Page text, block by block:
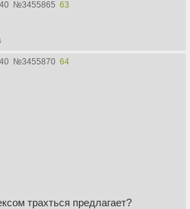
№3455865 63
№3455870 64
трахться предлагает?